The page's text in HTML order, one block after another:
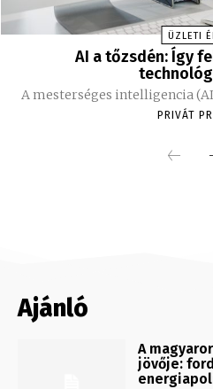
ÜZLETI
AI a tőzsdén: Így
A mesterséges intelligencia
PRIVÁT
Ajánló
A
jövője: